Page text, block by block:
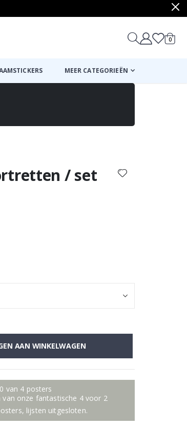
0
MEER CATEGORIEËN
/ set
AAN WINKELWAGEN
van 4 posters
onze fantastische 4 voor 2
lijsten uitgesloten.